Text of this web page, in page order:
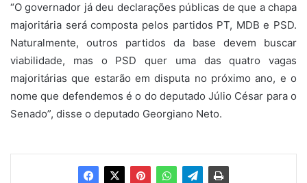
“O governador já deu declarações públicas de que a chapa
majoritária será composta pelos partidos PT, MDB e PSD.
Naturalmente, outros partidos da base devem buscar
viabilidade, mas o PSD quer uma das quatro vagas
majoritárias que estarão em disputa no próximo ano, e o
nome que defendemos é o do deputado Júlio César para o
Senado”, disse o deputado Georgiano Neto.